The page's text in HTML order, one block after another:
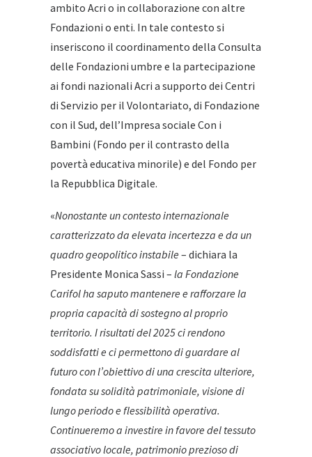
ambito Acri o in collaborazione con altre
Fondazioni o enti. In tale contesto si
inseriscono il coordinamento della Consulta
delle Fondazioni umbre e la partecipazione
ai fondi nazionali Acri a supporto dei Centri
di Servizio per il Volontariato, di Fondazione
con il Sud, dell’Impresa sociale Con i
Bambini (Fondo per il contrasto della
povertà educativa minorile) e del Fondo per
la Repubblica Digitale.
«Nonostante un contesto internazionale
caratterizzato da elevata incertezza e da un
quadro geopolitico instabile – dichiara la
Presidente Monica Sassi – la Fondazione
Carifol ha saputo mantenere e rafforzare la
propria capacità di sostegno al proprio
territorio. I risultati del 2025 ci rendono
soddisfatti e ci permettono di guardare al
futuro con l’obiettivo di una crescita ulteriore,
fondata su solidità patrimoniale, visione di
lungo periodo e flessibilità operativa.
Continueremo a investire in favore del tessuto
associativo locale, patrimonio prezioso di